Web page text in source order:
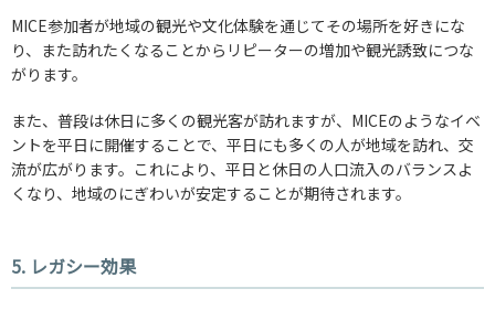
MICE参加者が地域の観光や文化体験を通じてその場所を好きにな
り、また訪れたくなることからリピーターの増加や観光誘致につな
がります。
また、普段は休日に多くの観光客が訪れますが、MICEのようなイベ
ントを平日に開催することで、平日にも多くの人が地域を訪れ、交
流が広がります。これにより、平日と休日の人口流入のバランスよ
くなり、地域のにぎわいが安定することが期待されます。
5. レガシー効果